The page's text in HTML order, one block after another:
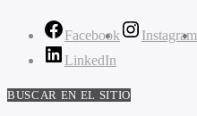
Facebook Instagram
LinkedIn
BUSCAR EN EL SITIO